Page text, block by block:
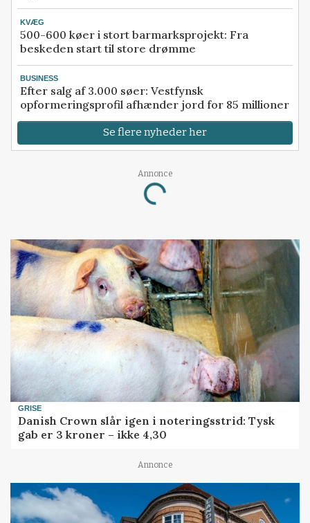
KVÆG
500-600 køer i stort barmarksprojekt: Fra
beskeden start til store drømme
BUSINESS
Efter salg af 3.000 søer: Vestfynsk
opformeringsprofil afhænder jord for 85 millioner
Se flere nyheder her
Annonce
Loading...
GRISE
Danish Crown slår igen i noteringsstrid: Tysk
gab er 3 kroner – ikke 4,30
Annonce